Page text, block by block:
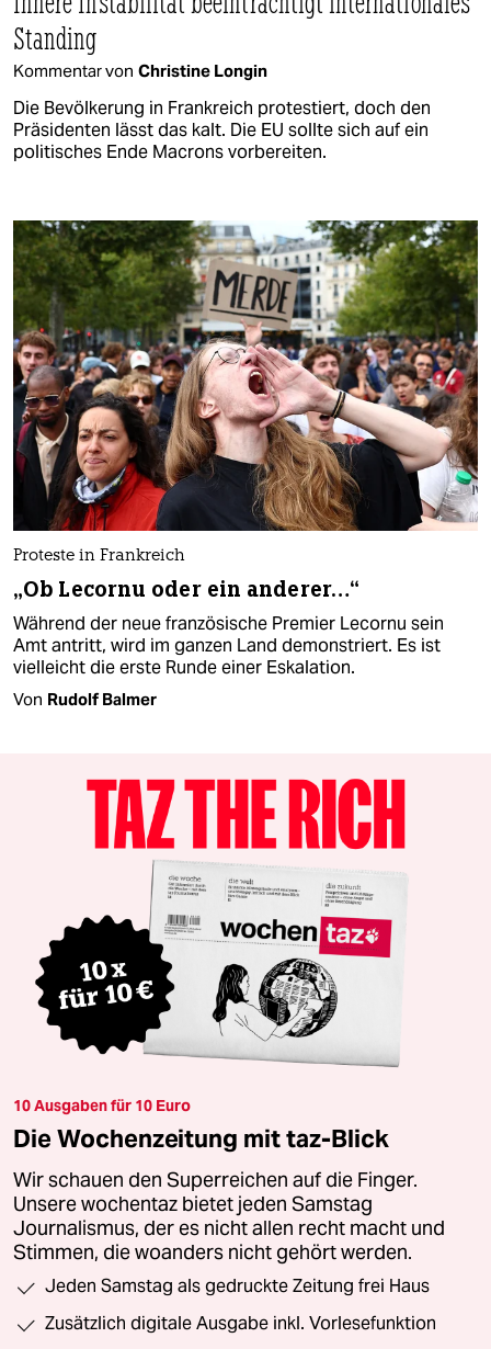
Standing
Kommentar von Christine Longin
Die Bevölkerung in Frankreich protestiert, doch den
Präsidenten lässt das kalt. Die EU sollte sich auf ein
politisches Ende Macrons vorbereiten.
Proteste in Frankreich
„Ob Lecornu oder ein anderer…“
Während der neue französische Premier Lecornu sein
Amt antritt, wird im ganzen Land demonstriert. Es ist
vielleicht die erste Runde einer Eskalation.
Von Rudolf Balmer
10 Ausgaben für 10 Euro
Die Wochenzeitung mit taz-Blick
Wir schauen den Superreichen auf die Finger.
Unsere wochentaz bietet jeden Samstag
Journalismus, der es nicht allen recht macht und
Stimmen, die woanders nicht gehört werden.
Jeden Samstag als gedruckte Zeitung frei Haus
Zusätzlich digitale Ausgabe inkl. Vorlesefunktion